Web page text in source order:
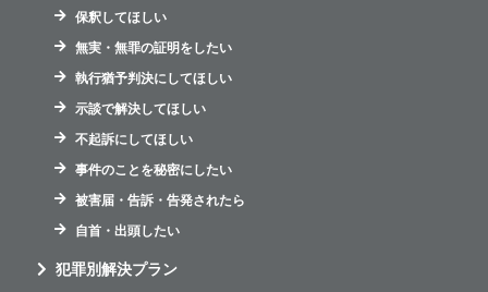
保釈してほしい
無実・無罪の証明をしたい
執行猶予判決にしてほしい
示談で解決してほしい
不起訴にしてほしい
事件のことを秘密にしたい
被害届・告訴・告発されたら
自首・出頭したい
犯罪別解決プラン